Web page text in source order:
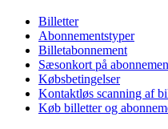
Billetter
Abonnementstyper
Billetabonnement
Sæsonkort på
Købsbetingelser
Kontaktløs scanning af
Køb billetter og